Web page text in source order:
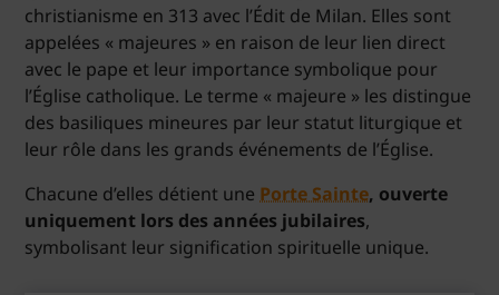
christianisme en 313 avec l’Édit de Milan. Elles sont
appelées « majeures » en raison de leur lien direct
avec le pape et leur importance symbolique pour
l’Église catholique. Le terme « majeure » les distingue
des basiliques mineures par leur statut liturgique et
leur rôle dans les grands événements de l’Église.
Chacune d’elles détient une Porte Sainte, ouverte
uniquement lors des années jubilaires,
symbolisant leur signification spirituelle unique.